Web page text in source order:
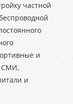
частной
и
СМИ,
и